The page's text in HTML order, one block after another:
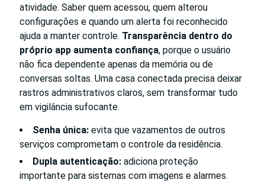
atividade. Saber quem acessou, quem alterou
configurações e quando um alerta foi reconhecido
ajuda a manter controle. Transparência dentro do
próprio app aumenta confiança, porque o usuário
não fica dependente apenas da memória ou de
conversas soltas. Uma casa conectada precisa deixar
rastros administrativos claros, sem transformar tudo
em vigilância sufocante.
Senha única: evita que vazamentos de outros
serviços comprometam o controle da residência.
Dupla autenticação: adiciona proteção
importante para sistemas com imagens e alarmes.